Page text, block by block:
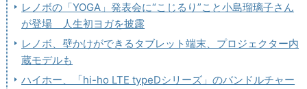
レノボの「YOGA」発表会に“こじるり”こと小島瑠璃子さん
が登場 人生初ヨガを披露
レノボ、壁かけができるタブレット端末、プロジェクター内
蔵モデルも
ハイホー、「hi-ho LTE typeDシリーズ」のバンドルチャー